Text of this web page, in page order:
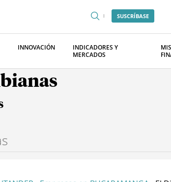
SUSCRÍBASE
INNOVACIÓN
INDICADORES Y
MERCADOS
MIS